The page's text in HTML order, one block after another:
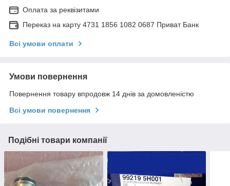
Оплата за реквізитами
Переказ на карту 4731 1856 1082 0687 Приват Банк
Всі умови оплати
Умови повернення
Повернення товару впродовж 14 днів за домовленістю
Всі умови повернення
Подібні товари компанії